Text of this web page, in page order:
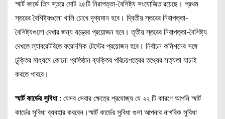
স্মার্ট কার্ডে তিন স্তরে মোট ২৫টি নিরাপত্তা-বৈশিষ্ট্য সংযোজিত রয়েছে। প্রথম
স্তরের বৈশিষ্ট্যগুলো খালি চোখে দৃশ্যমান হবে। দ্বিতীয় স্তরের নিরাপত্তা-
বৈশিষ্ট্যগুলো দেখার জন্য যন্ত্রের প্রয়োজন হবে। তৃতীয় স্তরের নিরাপত্তা-বৈশিষ্ট্য
দেখতে ল্যাবরেটরিতে ফরেনসিক টেস্টের প্রয়োজন হবে। নির্বাচন কমিশনের সঙ্গে
চুক্তির মাধ্যমে কোনো প্রতিষ্ঠান ব্যক্তির পরিচয়পত্রের তথ্যের সত্যতা যাচাই
করতে পারবে।
স্মার্ট কার্ডের সুবিধা : যেসব সেবার ক্ষেত্রে প্রযোজ্য যে ২২ টি কারণে আপনি স্মার্ট
কার্ডের সুবিধা ব্যবহার করবেন।স্মার্ট কার্ডের সুবিধা গুলা আপনার নাগরিক সুবিধা